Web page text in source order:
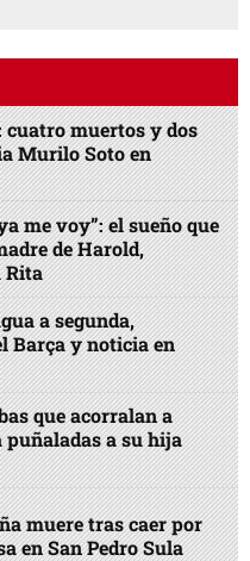
cuatro muertos y dos
Murilo Soto en
me voy”: el sueño que
de Harold,
Rita
a segunda,
Barça y noticia en
que acorralan a
puñaladas a su hija
muere tras caer por
en San Pedro Sula